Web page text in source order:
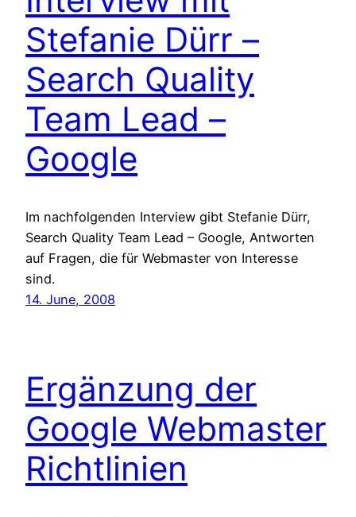
Stefanie Dürr –
Search Quality
Team Lead –
Google
Im nachfolgenden Interview gibt Stefanie Dürr,
Search Quality Team Lead – Google, Antworten
auf Fragen, die für Webmaster von Interesse
sind.
14. June, 2008
Ergänzung der
Google Webmaster
Richtlinien